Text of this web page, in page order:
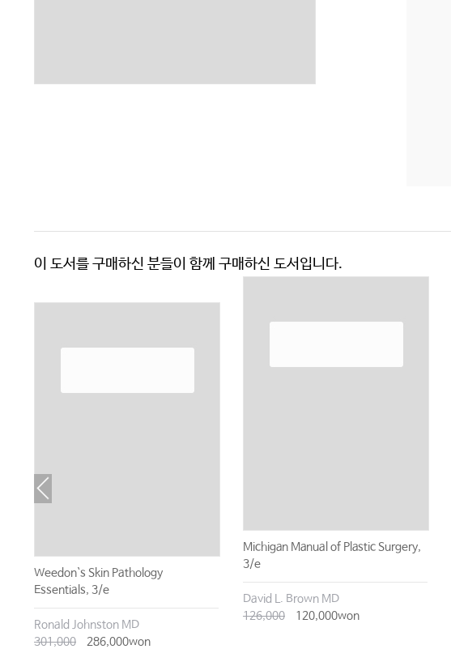
이 도서를 구매하신 분들이 함께 구매하신 도서입니다.
Weedon`s Skin Pathology
Essentials, 3/e
Ronald Johnston MD
301,000
286,000won
Michigan Manual of Plastic Surgery,
3/e
David L. Brown MD
126,000
120,000won